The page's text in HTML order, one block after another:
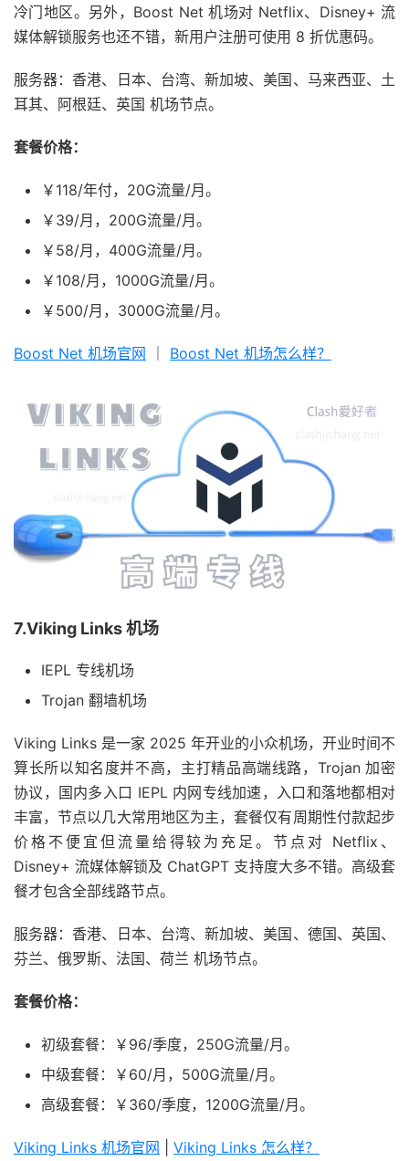
冷门地区。另外，Boost Net 机场对 Netflix、Disney+ 流
媒体解锁服务也还不错，新用户注册可使用 8 折优惠码。
服务器：香港、日本、台湾、新加坡、美国、马来西亚、土
耳其、阿根廷、英国 机场节点。
套餐价格：
￥118/年付，20G流量/月。
￥39/月，200G流量/月。
￥58/月，400G流量/月。
￥108/月，1000G流量/月。
￥500/月，3000G流量/月。
Boost Net 机场官网 Boost Net 机场怎么样？
7.Viking Links 机场
IEPL 专线机场
Trojan 翻墙机场
Viking Links 是一家 2025 年开业的小众机场，开业时间不
算长所以知名度并不高，主打精品高端线路，Trojan 加密
协议，国内多入口 IEPL 内网专线加速，入口和落地都相对
丰富，节点以几大常用地区为主，套餐仅有周期性付款起步
价格不便宜但流量给得较为充足。节点对 Netflix、
Disney+ 流媒体解锁及 ChatGPT 支持度大多不错。高级套
餐才包含全部线路节点。
服务器：香港、日本、台湾、新加坡、美国、德国、英国、
芬兰、俄罗斯、法国、荷兰 机场节点。
套餐价格：
初级套餐：￥96/季度，250G流量/月。
中级套餐：￥60/月，500G流量/月。
高级套餐：￥360/季度，1200G流量/月。
Viking Links 机场官网 Viking Links 怎么样？